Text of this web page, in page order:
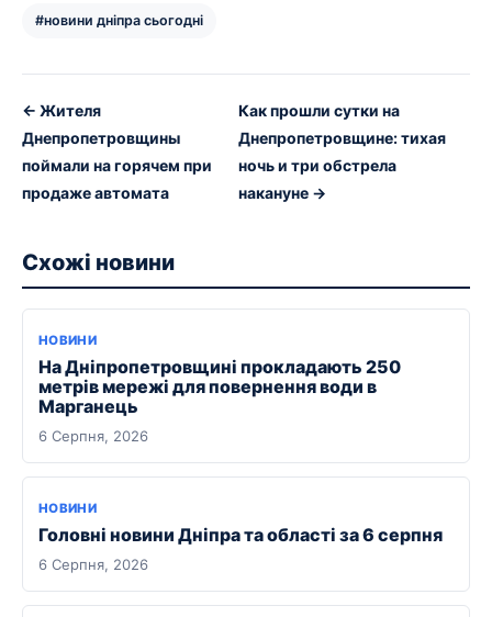
#новини дніпра сьогодні
← Жителя
Днепропетровщины
поймали на горячем при
продаже автомата
Как прошли сутки на
Днепропетровщине: тихая
ночь и три обстрела
накануне →
Схожі новини
НОВИНИ
На Дніпропетровщині прокладають 250
метрів мережі для повернення води в
Марганець
6 Серпня, 2026
НОВИНИ
Головні новини Дніпра та області за 6 серпня
6 Серпня, 2026